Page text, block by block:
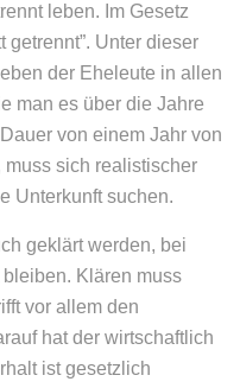
leben. Im Gesetz
getrennt”. Unter dieser
der Eheleute in allen
man es über die Jahre
von einem Jahr von
sich realistischer
Unterkunft suchen.
geklärt werden, bei
Klären muss
vor allem den
hat der wirtschaftlich
ist gesetzlich